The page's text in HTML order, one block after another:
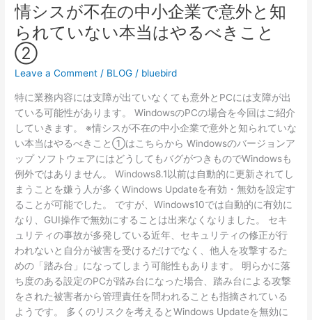
情シスが不在の中小企業で意外と知
られていない本当はやるべきこと
②
Leave a Comment / BLOG / bluebird
特に業務内容には支障が出ていなくても意外とPCには支障が出
ている可能性があります。 WindowsのPCの場合を今回はご紹介
していきます。 ※情シスが不在の中小企業で意外と知られていな
い本当はやるべきこと①はこちらから Windowsのバージョンア
ップ ソフトウェアにはどうしてもバグがつきものでWindowsも
例外ではありません。 Windows8.1以前は自動的に更新されてし
まうことを嫌う人が多くWindows Updateを有効・無効を設定す
ることが可能でした。 ですが、Windows10では自動的に有効に
なり、GUI操作で無効にすることは出来なくなりました。 セキ
ュリティの事故が多発している近年、セキュリティの修正が行
われないと自分が被害を受けるだけでなく、他人を攻撃するた
めの「踏み台」になってしまう可能性もあります。 明らかに落
ち度のある設定のPCが踏み台になった場合、踏み台による攻撃
をされた被害者から管理責任を問われることも指摘されている
ようです。 多くのリスクを考えるとWindows Updateを無効に
知
ら
れ
て
い
い
本
当
は
や
る
べ
き
こ
と
②